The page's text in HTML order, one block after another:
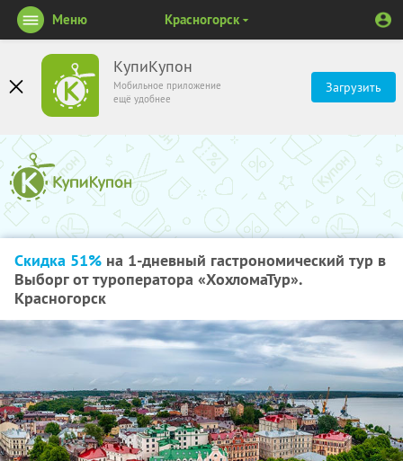
КупиКупон
Мобильное приложение
ещё удобнее
Загрузить
Меню Красногорск
Скидка 51% на 1-дневный гастрономический тур в
Выборг от туроператора «ХохломаТур».
Красногорск